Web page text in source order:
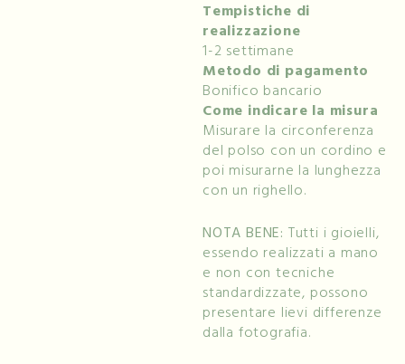
Tempistiche di
realizzazione
1-2 settimane
Metodo di pagamento
Bonifico bancario
Come indicare la misura
Misurare la circonferenza
del polso con un cordino e
poi misurarne la lunghezza
con un righello.
NOTA BENE: Tutti i gioielli,
essendo realizzati a mano
e non con tecniche
standardizzate, possono
presentare lievi differenze
dalla fotografia.